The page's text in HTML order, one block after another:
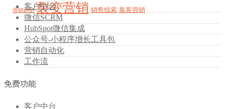
营销趋势 裂变营销 销售线索 集客营销
客户中台
微信SCRM
HubSpot微信集成
公众号-小程序增长工具包
营销自动化
工作流
免费功能
客户中台